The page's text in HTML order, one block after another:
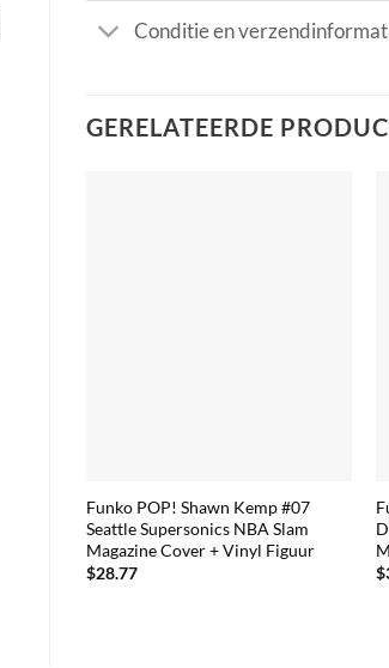
Conditie en
GERELATEERDE
Funko POP! Shawn Kemp #07
Seattle Supersonics NBA Slam
Magazine Cover + Vinyl Figuur
$28.77
$